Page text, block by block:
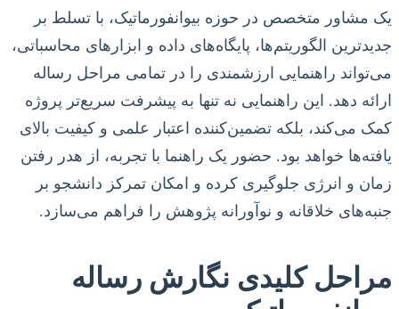
یک مشاور متخصص در حوزه بیوانفورماتیک، با تسلط بر
جدیدترین الگوریتم‌ها، پایگاه‌های داده و ابزارهای محاسباتی،
می‌تواند راهنمایی ارزشمندی را در تمامی مراحل رساله
ارائه دهد. این راهنمایی نه تنها به پیشرفت سریع‌تر پروژه
کمک می‌کند، بلکه تضمین‌کننده اعتبار علمی و کیفیت بالای
یافته‌ها خواهد بود. حضور یک راهنما با تجربه، از هدر رفتن
زمان و انرژی جلوگیری کرده و امکان تمرکز دانشجو بر
جنبه‌های خلاقانه و نوآورانه پژوهش را فراهم می‌سازد.
مراحل کلیدی نگارش رساله